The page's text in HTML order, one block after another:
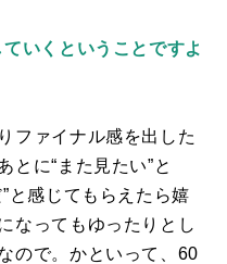
いくということですよ
ファイナル感を出した
とに“また見たい”と
と感じてもらえたら嬉
なってもゆったりとし
ので。かといって、60